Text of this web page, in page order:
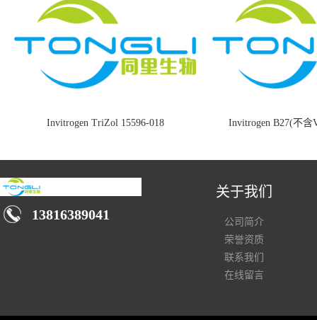
Invitrogen TriZol 15596-018 Invitrogen B27(不含
13816389041
关于我们
公司简介
荣誉资质
联系我们
在线留言